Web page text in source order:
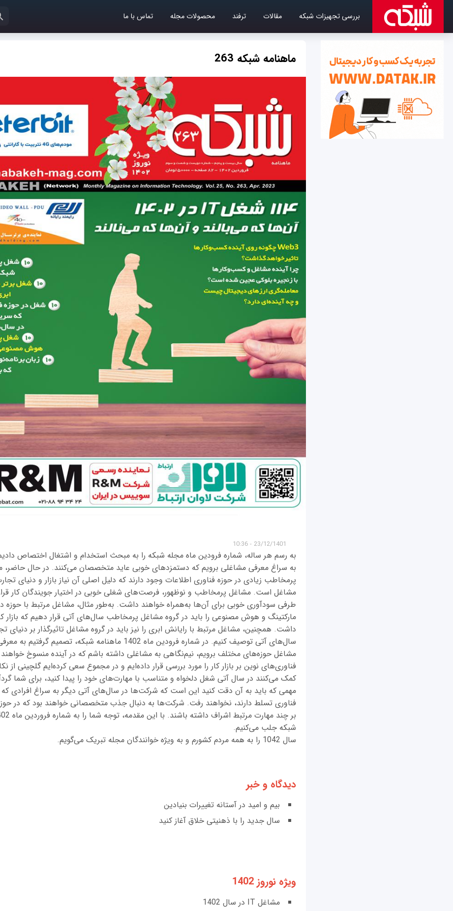
بررسی تجهیزات شبکه مقالات ترفند محصولات مجله تماس با ما
ماهنامه شبکه 263
23/12/1401 - 10:36
به رسم هر ساله، شماره فرودین ماه مجله شبکه را به مبحث استخدام و اشتغال اختصاص
به سراغ معرفی مشاغلی برویم که دستمزدهای خوبی عاید متخصصان می‌کنند. در حال حاضر،
پرمخاطب زیادی در حوزه فناوری اطلاعات وجود دارند که دلیل اصلی آن نیاز بازار و دنیای
مشاغل است. مشاغل پرمخاطب و نوظهور، فرصت‌های شغلی خوبی در اختیار جویندگان کار
طرفی سودآوری خوبی برای آن‌ها به‌همراه خواهند داشت. به‌طور مثال، مشاغل مرتبط با حوزه
مارکتینگ و هوش مصنوعی را باید در گروه مشاغل پرمخاطب سال‌های آتی قرار دهیم که بازار
داشت. همچنین، مشاغل مرتبط با رایانش ابری را نیز باید در گروه مشاغل تاثیرگذار بر دنیای
سال‌های آتی توصیف کنیم. در شماره فرودین ماه 1402 ماهنامه شبکه، تصمیم
مشاغل حوزه‌های مختلف برویم، نیم‌نگاهی به مشاغلی داشته باشم که در آینده منسوخ خواهند
فناوری‌های نوین بر بازار کار را مورد بررسی قرار داده‌ایم و در مجموع سعی کرده‌ایم گلچینی از
کمک می‌کنند در سال آتی شغل دلخواه و متناسب با مهارت‌های خود را پیدا کنید، برای شما
مهمی که باید به آن دقت کنید این است که شرکت‌ها در سال‌های آتی دیگر به سراغ افرادی که
فناوری تسلط دارند، نخواهند رفت. شرکت‌ها به دنبال جذب متخصصانی خواهند بود که در
شبکه جلب می‌کنیم.
سال 1042 را به همه مردم کشورم و به ویژه خوانندگان مجله تبریک می‌گویم.
دیدگاه و خبر
بیم و امید در آستانه تغییرات بنیادین
سال جدید را با ذهنیتی خلاق آغاز کنید
ویژه نوروز 1402
مشاغل IT در سال 1402